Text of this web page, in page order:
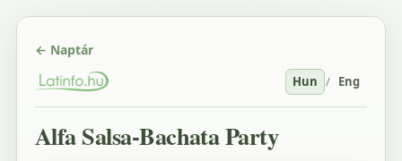
← Naptár
Hun / Eng
Alfa Salsa-Bachata Party